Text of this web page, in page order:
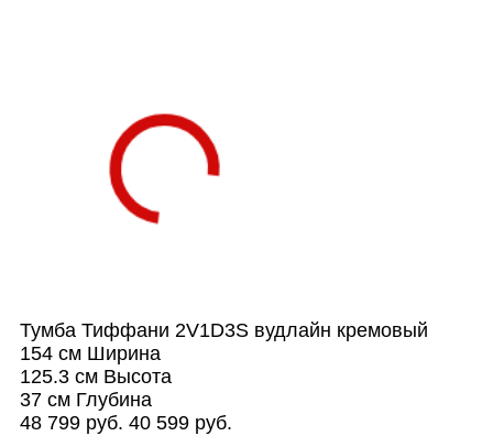
Тумба Тиффани 2V1D3S вудлайн кремовый
154 смШирина
125.3 смВысота
37 смГлубина
48 799 руб. 40 599 руб.